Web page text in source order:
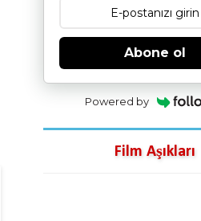
Abone ol
Powered by
Film Aşıkları